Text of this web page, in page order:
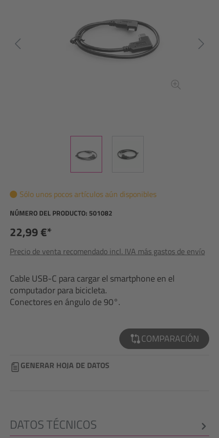
Sólo unos pocos artículos aún disponibles
NÚMERO DEL PRODUCTO: 501082
22,99 €*
Precio de venta recomendado incl. IVA más gastos de envío
Cable USB-C para cargar el smartphone en el
computador para bicicleta.
Conectores en ángulo de 90°.
COMPARACIÓN
GENERAR HOJA DE DATOS
DATOS TÉCNICOS